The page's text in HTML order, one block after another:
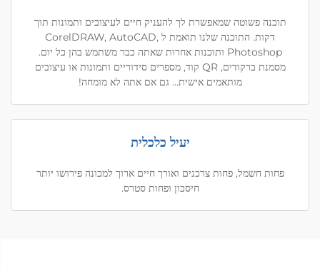
תוכנה פשוטה שמאפשרת לך להעניק חיים לעיצובים ותמונות תוך
דקות. התוכנה שלנו תואמת ל CorelDRAW, AutoCAD,
Photoshop ותוכנות אחרות שאתה כבר משתמש בהן כל יום.
מסמנת ברקודים, QR קוד, מספרים סידוריים ותמונות או עיצובים
מותאמים אישית... גם אם אתה לא מומחה!
יעיל כלכלית
פחות חשמל, פחות צרכנים ואורך חיים ארוך למכונה פירושו יותר
חיסכון ופחות סטרס.